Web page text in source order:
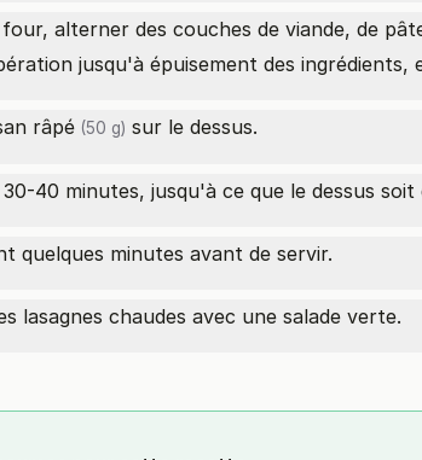
alterner des couches de viande, de
jusqu'à épuisement des
râpé (50 g) sur le dessus.
40 minutes, jusqu'à ce que le dessus
quelques minutes avant de servir.
lasagnes chaudes avec une salade verte.